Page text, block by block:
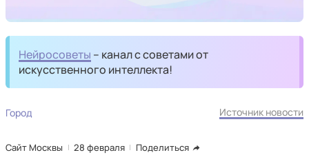
Нейросоветы – канал с советами от
искусственного интеллекта!
Город Источник новости
Сайт Москвы 28 февраля Поделиться